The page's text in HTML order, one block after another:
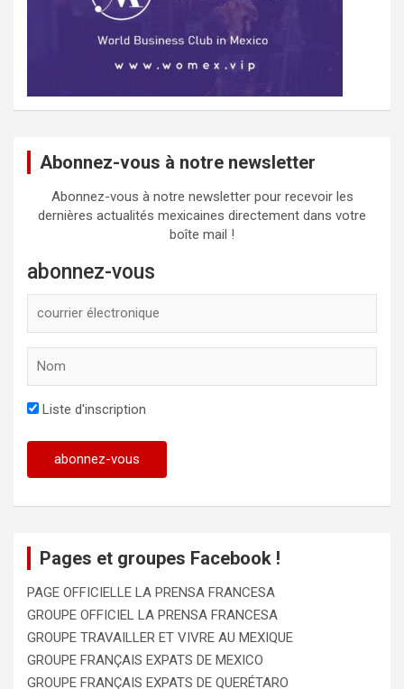
Abonnez-vous à notre newsletter
Abonnez-vous à notre newsletter pour recevoir les
dernières actualités mexicaines directement dans votre
boîte mail !
abonnez-vous
Liste d'inscription
Pages et groupes Facebook !
PAGE OFFICIELLE LA PRENSA FRANCESA
GROUPE OFFICIEL LA PRENSA FRANCESA
GROUPE TRAVAILLER ET VIVRE AU MEXIQUE
GROUPE FRANÇAIS EXPATS DE MEXICO
GROUPE FRANÇAIS EXPATS DE QUERÉTARO